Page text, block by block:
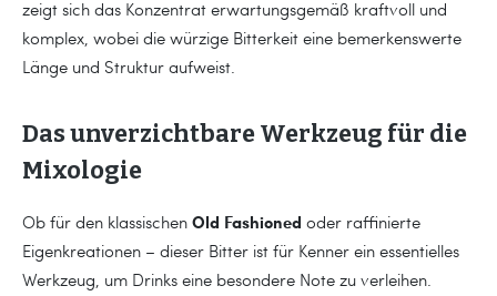
zeigt sich das Konzentrat erwartungsgemäß kraftvoll und
komplex, wobei die würzige Bitterkeit eine bemerkenswerte
Länge und Struktur aufweist.
Das unverzichtbare Werkzeug für die
Mixologie
Ob für den klassischen Old Fashioned oder raffinierte
Eigenkreationen – dieser Bitter ist für Kenner ein essentielles
Werkzeug, um Drinks eine besondere Note zu verleihen.